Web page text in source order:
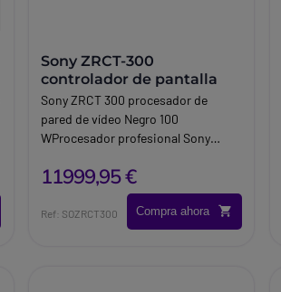
Sony ZRCT-300
controlador de pantalla
Sony ZRCT 300 procesador de
pared de vídeo Negro 100
WProcesador profesional Sony
Sony ZRCT 300 es un potente
procesador de video wall diseñado
para crear impresionantes
instalaciones profesionales. Con
11999,95 €
Ref: SOZRCT300 Compra ahora